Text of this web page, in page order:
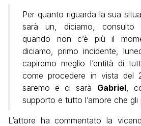
Per quanto riguarda la sua
sarà un, diciamo, consulto
quando non c’è più il
diciamo, primo incidente,
capiremo meglio l’entità di
come procedere in vista del
saremo e ci sarà Gabriel,
supporto e tutto l’amore che gli
L’attore ha commentato la